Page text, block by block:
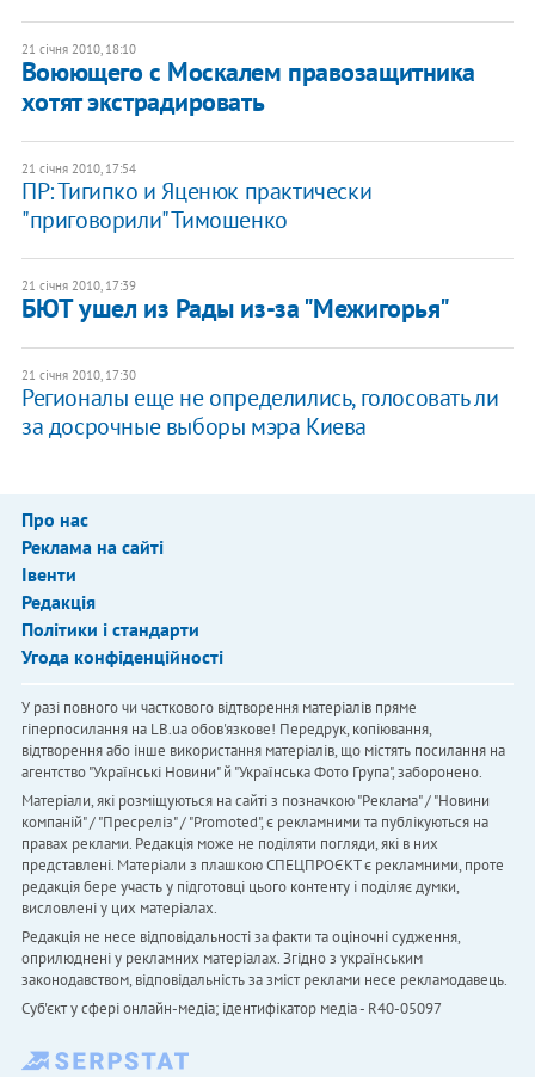
21 січня 2010, 18:10
Воюющего с Москалем правозащитника
хотят экстрадировать
21 січня 2010, 17:54
ПР: Тигипко и Яценюк практически
"приговорили" Тимошенко
21 січня 2010, 17:39
БЮТ ушел из Рады из-за "Межигорья"
21 січня 2010, 17:30
Регионалы еще не определились, голосовать ли
за досрочные выборы мэра Киева
Про нас
Реклама на сайті
Івенти
Редакція
Політики і стандарти
Угода конфіденційності
У разі повного чи часткового відтворення матеріалів пряме
гіперпосилання на LB.ua обов'язкове! Передрук, копіювання,
відтворення або інше використання матеріалів, що містять посилання на
агентство "Українськi Новини" й "Українська Фото Група", заборонено.
Матеріали, які розміщуються на сайті з позначкою "Реклама" / "Новини
компаній" / "Пресреліз" / "Promoted", є рекламними та публікуються на
правах реклами. Редакція може не поділяти погляди, які в них
представлені. Матеріали з плашкою СПЕЦПРОЄКТ є рекламними, проте
редакція бере участь у підготовці цього контенту і поділяє думки,
висловлені у цих матеріалах.
Редакція не несе відповідальності за факти та оціночні судження,
оприлюднені у рекламних матеріалах. Згідно з українським
законодавством, відповідальність за зміст реклами несе рекламодавець.
Cуб'єкт у сфері онлайн-медіа; ідентифікатор медіа - R40-05097